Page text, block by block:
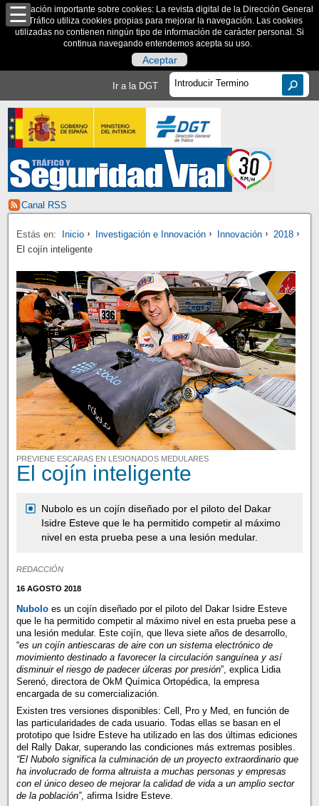
Información importante sobre cookies: La revista digital de la Dirección General
de Tráfico utiliza cookies propias para mejorar la navegación. Las cookies
utilizadas no contienen ningún tipo de información de carácter personal. Si
continua navegando entendemos acepta su uso.
Aceptar
Ir a la DGT
Canal RSS
Estás en: Inicio Investigación e Innovación Innovación
2018
El cojín inteligente
PREVIENE ESCARAS EN LESIONADOS MEDULARES
El cojín inteligente
Nubolo es un cojín diseñado por el piloto del Dakar
Isidre Esteve que le ha permitido competir al máximo
nivel en esta prueba pese a una lesión medular.
REDACCIÓN
16 AGOSTO 2018
Nuboloes un cojín diseñado por el piloto del Dakar Isidre Esteve
que le ha permitido competir al máximo nivel en esta prueba pese a
una lesión medular. Este cojín, que lleva siete años de desarrollo,
“es un cojín antiescaras de aire con un sistema electrónico de
movimiento destinado a favorecer la circulación sanguínea y así
disminuir el riesgo de padecer úlceras por presión”, explica Lidia
Serenó, directora de OkM Química Ortopédica, la empresa
encargada de su comercialización.
Existen tres versiones disponibles: Cell, Pro y Med, en función de
las particularidades de cada usuario. Todas ellas se basan en el
prototipo que Isidre Esteve ha utilizado en las dos últimas ediciones
del Rally Dakar, superando las condiciones más extremas posibles.
“El Nubolo significa la culminación de un proyecto extraordinario que
ha involucrado de forma altruista a muchas personas y empresas
con el único deseo de mejorar la calidad de vida a un amplio sector
de la población”, afirma Isidre Esteve.